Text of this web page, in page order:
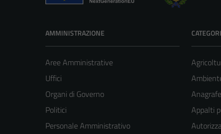
AMMINISTRAZIONE
Aree Amministrative
Uffici
Organi di Governo
Politici
Personale Amministrativo
Appalti